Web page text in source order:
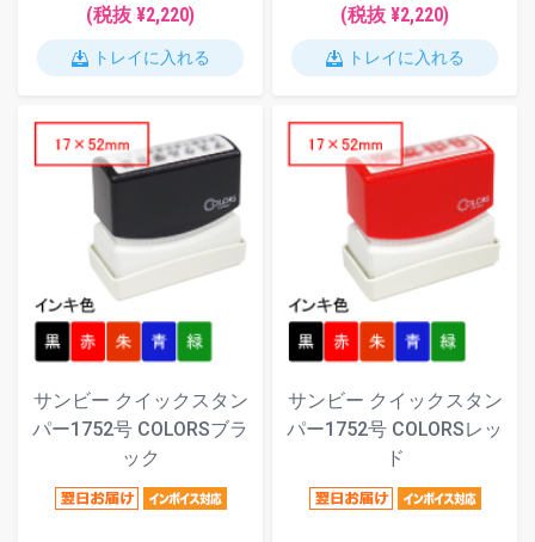
(税抜 ¥2,220)
トレイに入れる
(税抜 ¥2,220)
トレイに入れる
サンビー クイックスタン
パー1752号 COLORSブラ
ック
サンビー クイックスタン
パー1752号 COLORSレッ
ド